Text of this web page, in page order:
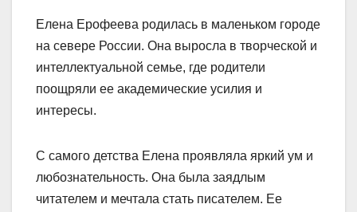
Елена Ерофеева родилась в маленьком городе
на севере России. Она выросла в творческой и
интеллектуальной семье, где родители
поощряли ее академические усилия и
интересы.
С самого детства Елена проявляла яркий ум и
любознательность. Она была заядлым
читателем и мечтала стать писателем. Ее